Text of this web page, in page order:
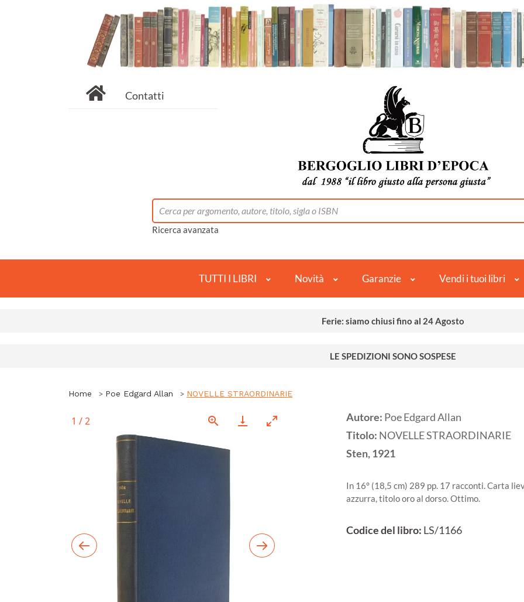
Contatti
Ricerca avanzata
TUTTI I LIBRI Novità Garanzie Vendi i tuoi libri
Ferie: siamo chiusi fino al 24 Agosto
LE SPEDIZIONI SONO SOSPESE
Home Poe Edgard Allan NOVELLE STRAORDINARIE
1 /2 Autore: Poe Edgard Allan
Titolo: NOVELLE STRAORDINARIE
Sten,1921
In 16° (18,5 cm) 289 pp. 17 racconti. Carta
azzurra, titolo oro al dorso. Ottimo.
Codice del libro: LS/1166